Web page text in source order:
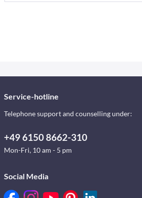
Service-hotline
Telephone support and counselling under:
+49 6150 8662-310
Mon-Fri, 10 am - 5 pm
Social Media